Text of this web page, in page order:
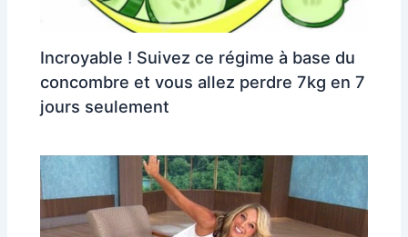
Incroyable ! Suivez ce régime à base du
concombre et vous allez perdre 7kg en 7
jours seulement